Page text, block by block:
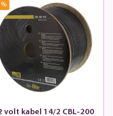
%
volt kabel 14/2 CBL-200